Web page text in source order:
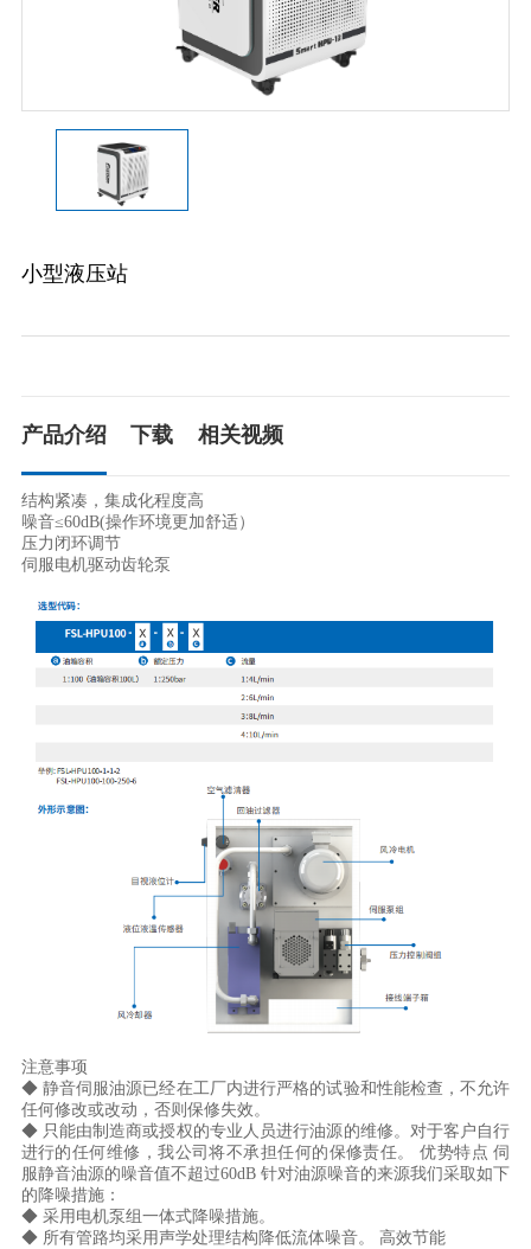
小型液压站
产品介绍 下载 相关视频
结构紧凑，集成化程度高
噪音≤60dB(操作环境更加舒适）
压力闭环调节
伺服电机驱动齿轮泵
注意事项
◆ 静音伺服油源已经在工厂内进行严格的试验和性能检查，不允许
任何修改或改动，否则保修失效。
◆ 只能由制造商或授权的专业人员进行油源的维修。对于客户自行
进行的任何维修，我公司将不承担任何的保修责任。 优势特点 伺
服静音油源的噪音值不超过60dB 针对油源噪音的来源我们采取如下
的降噪措施：
◆ 采用电机泵组一体式降噪措施。
◆ 所有管路均采用声学处理结构降低流体噪音。 高效节能